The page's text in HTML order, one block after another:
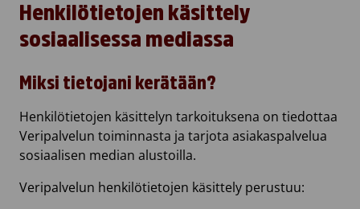
Henkilötietojen käsittely
sosiaalisessa mediassa
Miksi tietojani kerätään?
Henkilötietojen käsittelyn tarkoituksena on tiedottaa
Veripalvelun toiminnasta ja tarjota asiakaspalvelua
sosiaalisen median alustoilla.
Veripalvelun henkilötietojen käsittely perustuu: